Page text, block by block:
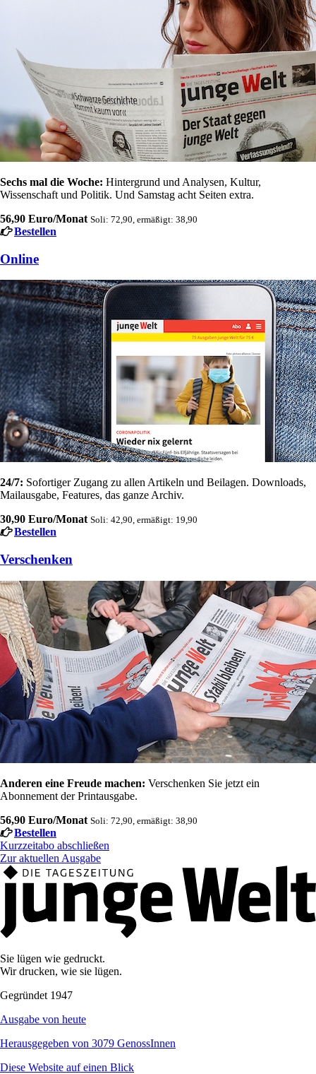
Sechs mal die Woche: Hintergrund und Analysen, Kultur,
Wissenschaft und Politik. Und Samstag acht Seiten extra.
56,90 Euro/Monat Soli: 72,90, ermäßigt: 38,90
Bestellen
Online
24/7: Sofortiger Zugang zu allen Artikeln und Beilagen. Downloads,
Mailausgabe, Features, das ganze Archiv.
30,90 Euro/Monat Soli: 42,90, ermäßigt: 19,90
Bestellen
Verschenken
Anderen eine Freude machen: Verschenken Sie jetzt ein
Abonnement der Printausgabe.
56,90 Euro/Monat Soli: 72,90, ermäßigt: 38,90
Bestellen
Kurzzeitabo abschließen
Zur aktuellen Ausgabe
Sie lügen wie gedruckt.
Wir drucken, wie sie lügen.
Gegründet 1947
Ausgabe von heute
Herausgegeben von 3079 GenossInnen
Diese Website auf einen Blick